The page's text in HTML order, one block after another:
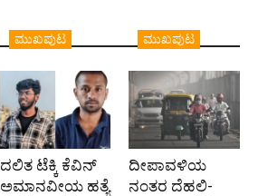
ಮುಖಪುಟ
ದಲಿತ ಟೆಕ್ಕಿ ಕೆವಿನ್
ಅಮಾನವೀಯ ಹತ್ಯೆ
ಮುಖಪುಟ
ದೀಪಾವಳಿಯ
ನಂತರ ದೆಹಲಿ-